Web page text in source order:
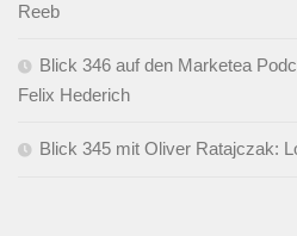
Reeb
Blick 346 auf den Marketea
Felix Hederich
Blick 345 mit Oliver Ratajczak: